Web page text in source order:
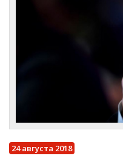
24 августа 2018